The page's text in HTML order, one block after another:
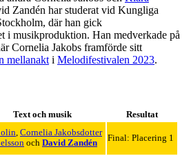
Zandén har studerat vid Kungliga
där han gick
i musikproduktion. Han medverkade på
Cornelia Jakobs framförde sitt
mellanakt i Melodifestivalen 2023.
Text och musik Resultat
, Cornelia Jakobsdotter
och David Zandén Final: Placering 1